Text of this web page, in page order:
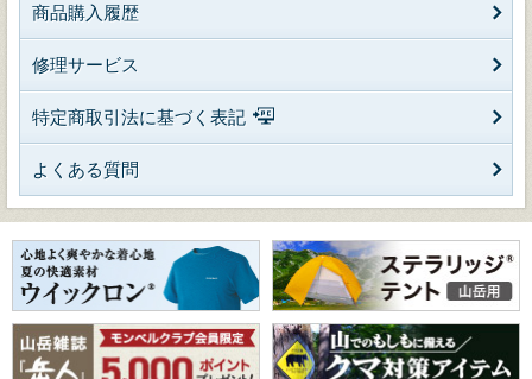
商品購入履歴
修理サービス
特定商取引法に基づく表記
よくある質問